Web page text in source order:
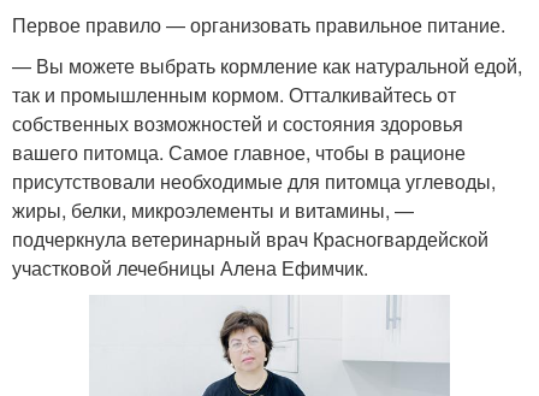
Первое правило — организовать правильное питание.
— Вы можете выбрать кормление как натуральной едой,
так и промышленным кормом. Отталкивайтесь от
собственных возможностей и состояния здоровья
вашего питомца. Самое главное, чтобы в рационе
присутствовали необходимые для питомца углеводы,
жиры, белки, микроэлементы и витамины, —
подчеркнула ветеринарный врач Красногвардейской
участковой лечебницы Алена Ефимчик.